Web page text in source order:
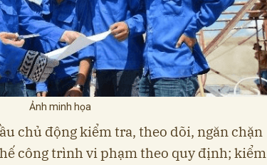
Ảnh minh họa
chủ động kiểm tra, theo dõi, ngăn chặn
công trình vi phạm theo quy định; kiểm